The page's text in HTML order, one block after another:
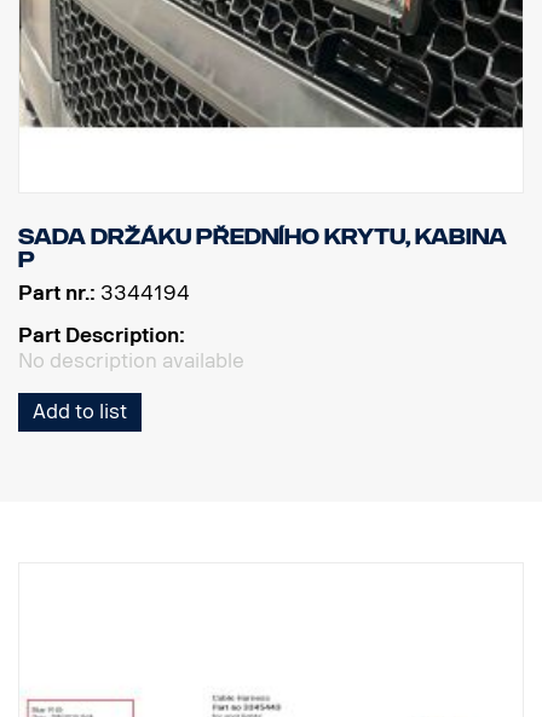
Sada držáku předního krytu, kabina
P
Part nr.: 3344194
Part Description:
No description available
Add to list